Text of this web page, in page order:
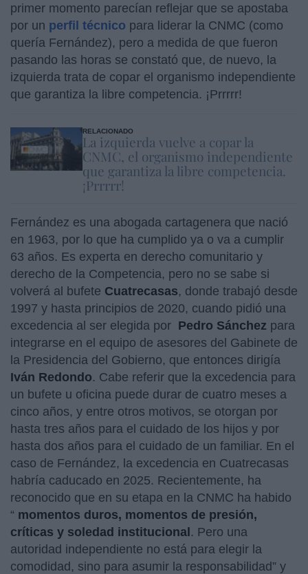
primer momento parecían reflejar que se apostaba
por un perfil técnico para liderar la CNMC (como
quería Fernández), pero a medida de que fueron
pasando las horas se constató que, de nuevo, la
izquierda trata de copar el organismo independiente
que garantiza la libre competencia. ¡Prrrrr!
RELACIONADO
La izquierda vuelve a copar la
CNMC, el organismo independiente
que garantiza la libre competencia.
¡Prrrrr!
Fernández es una abogada cartagenera que nació
en 1963, por lo que ha cumplido ya o va a cumplir
63 años. Es experta en derecho comunitario y
derecho de la Competencia, pero no se sabe si
volverá al bufete Cuatrecasas, donde trabajó desde
1997 y hasta principios de 2020, cuando pidió una
excedencia al ser elegida por Pedro Sánchez para
integrarse en el equipo de asesores del Gabinete de
la Presidencia del Gobierno, que entonces dirigía
Iván Redondo. Cabe referir que la excedencia para
un bufete u oficina puede durar de cuatro meses a
cinco años, y entre otros motivos, se otorgan por
hasta tres años para el cuidado de los hijos y por
hasta dos años para el cuidado de un familiar. En el
caso de Fernández, la excedencia en Cuatrecasas
habría caducado en 2025. Recientemente, ha
reconocido que en su etapa en la CNMC ha habido
“ momentos duros, momentos de presión,
críticas y soledad institucional. Pero una
autoridad independiente no está para elegir la
comodidad, sino para asumir la responsabilidad” y